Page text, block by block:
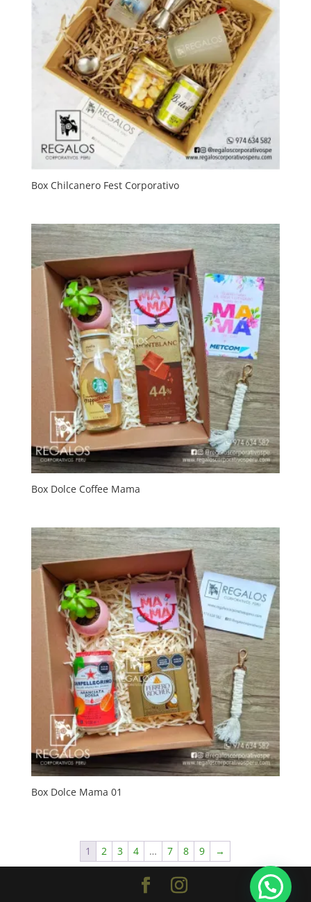
Box Chilcanero Fest Corporativo
Box Dolce Coffee Mama
Box Dolce Mama 01
1 2 3 4 … 7 8 9 →